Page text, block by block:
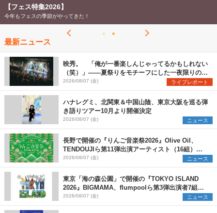
【フェス特集2026】
今年もフェスの季節がやってきた！
最新ニュース
映秀。 「俺が一番楽しんじゃってるかもしれない
（笑）」――夏祭りをモチーフにした一夜限りのス
ペシャルライブ『色祭』レポート
2026/08/07 (金) ライブレポート
ハナレグミ、北関東＆中国山陰、東京大阪を巡る弾
き語りツアー10月より開催決定
2026/08/07 (金) ニュース
長野で開催の『りんご音楽祭2026』Olive Oil、
TENDOUJIら第11弾出演アーティスト（16組）を
発表
2026/08/07 (金) ニュース
東京「海の森公園」で開催の『TOKYO ISLAND
2026』BIGMAMA、flumpoolら第3弾出演者7組を
発表 ワークショップ・アート出展者を募集
2026/08/07 (金) ニュース